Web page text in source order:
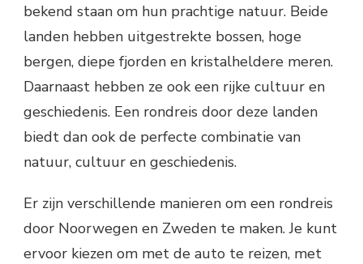
bekend staan om hun prachtige natuur. Beide
landen hebben uitgestrekte bossen, hoge
bergen, diepe fjorden en kristalheldere meren.
Daarnaast hebben ze ook een rijke cultuur en
geschiedenis. Een rondreis door deze landen
biedt dan ook de perfecte combinatie van
natuur, cultuur en geschiedenis.
Er zijn verschillende manieren om een rondreis
door Noorwegen en Zweden te maken. Je kunt
ervoor kiezen om met de auto te reizen, met